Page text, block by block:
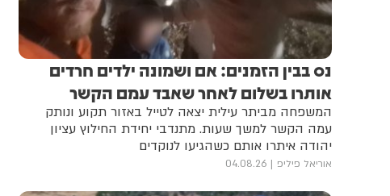
נס בבין הזמנים: אם ושמונה ילדים חרדים
אותרו בשלום לאחר שאבד עמם הקשר
המשפחה מביתר עילית יצאה לטייל באזור תקוע ונותק
עמה הקשר למשך שעות. מתנדבי יחידת החילוץ עציון
יהודה איתרו אותם כשהגיעו לנוקדים
אוריאל פיליפ 04.08.26